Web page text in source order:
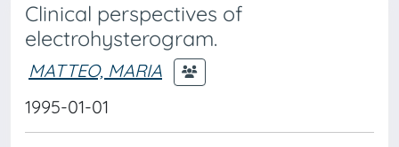
Clinical perspectives of
electrohysterogram.
MATTEO, MARIA
1995-01-01